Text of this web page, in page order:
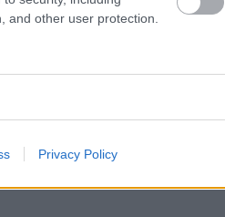
and other user protection.
Privacy Policy